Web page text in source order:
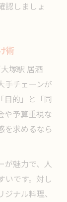
認しましょ
術
塚駅 居酒
手チェーンが
目的」と「同
や予算重視な
を求めるなら
が魅力で、人
いです。対し
ナル料理、